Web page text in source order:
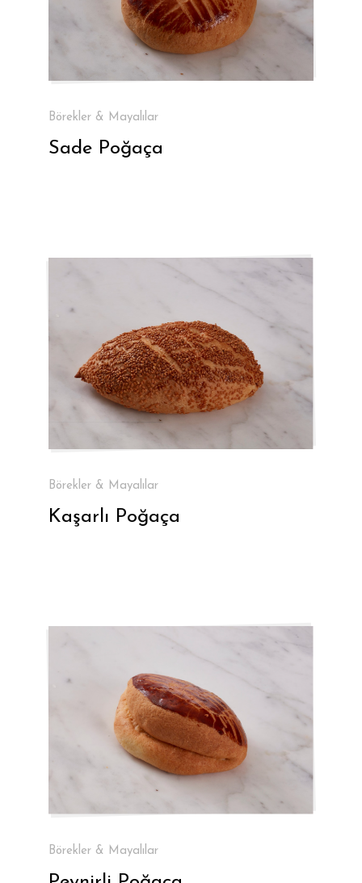
Börekler & Mayalılar
Sade Poğaça
Börekler & Mayalılar
Kaşarlı Poğaça
Börekler & Mayalılar